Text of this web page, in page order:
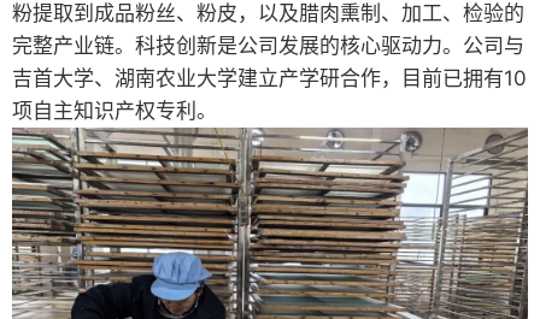
粉提取到成品粉丝、粉皮，以及腊肉熏制、加工、检验的
完整产业链。科技创新是公司发展的核心驱动力。公司与
吉首大学、湖南农业大学建立产学研合作，目前已拥有10
项自主知识产权专利。